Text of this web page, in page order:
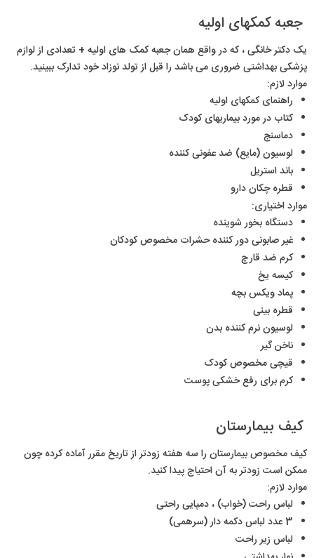
جعبه کمکهای اولیه
یک دکتر خانگی ، که در واقع همان جعبه کمک های اولیه + تعدادی از لوازم
پزشکی بهداشتی ضروری می باشد را قبل از تولد نوزاد خود تدارک ببینید.
موارد لازم:
راهنمای کمکهای اولیه
کتاب در مورد بیماریهای کودک
دماسنج
لوسیون (مایع) ضد عفونی کننده
باند استریل
قطره چکان دارو
موارد اختیاری:
دستگاه بخور شوینده
غیر صابونی دور کننده حشرات مخصوص کودکان
کرم ضد قارچ
کیسه یخ
پماد ویکس بچه
قطره بینی
لوسیون نرم کننده بدن
ناخن گیر
قیچی مخصوص کودک
کرم برای رفع خشکی پوست
کیف بیمارستان
کیف مخصوص بیمارستان را سه هفته زودتر از تاریخ مقرر آماده کرده چون
ممکن است زودتر به آن احتیاج پیدا کنید.
موارد لازم:
لباس راحت (خواب) ، دمپایی راحتی
3 عدد لباس دکمه دار (سرهمی)
لباس زیر راحت